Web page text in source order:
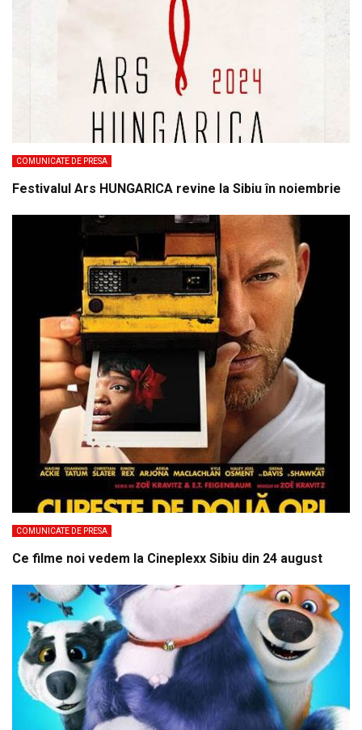
COMUNICATE DE PRESA
Festivalul Ars HUNGARICA revine la Sibiu în noiembrie
COMUNICATE DE PRESA
Ce filme noi vedem la Cineplexx Sibiu din 24 august